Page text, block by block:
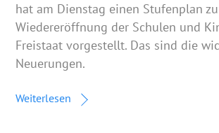
hat am Dienstag einen Stufenplan
Wiedereröffnung der Schulen und
Freistaat vorgestellt. Das sind die
Neuerungen.
Weiterlesen